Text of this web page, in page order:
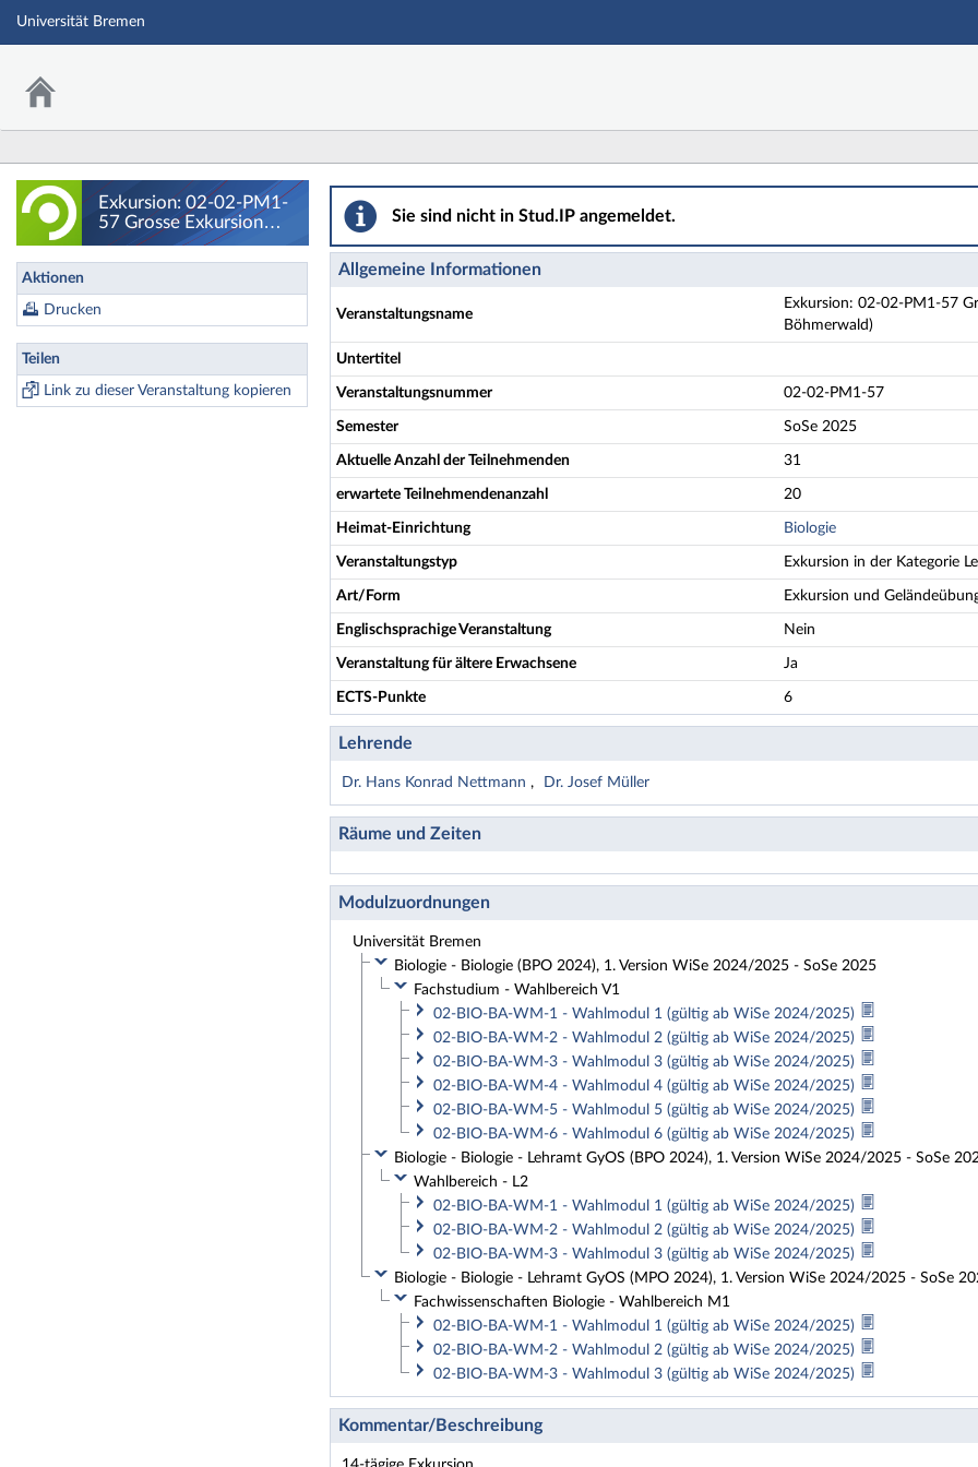
Hauptnavigation
Universität Bremen
Exkursion: 02-02-PM1-
57 Grosse Exkursion
Süddeutsche Moore:
(Eifel-Schwarzwald-
Details
Aktionen
Drucken
Teilen
Link zu dieser Veranstaltung kopieren
Exkursion: 02-02-PM1-57 Grosse Exkursion Süddeutsche Moore: (Eifel-
Sie sind nicht in Stud.IP angemeldet.
Allgemeine Informationen
Veranstaltungsname
Exkursion: 02-02-PM1-57
Böhmerwald)
Untertitel
Veranstaltungsnummer 02-02-PM1-57
Semester SoSe 2025
Aktuelle Anzahl der Teilnehmenden 31
erwartete Teilnehmendenanzahl 20
Heimat-Einrichtung Biologie
Veranstaltungstyp Exkursion in der Kategorie
Art/Form Exkursion und
Englischsprachige Veranstaltung Nein
Veranstaltung für ältere Erwachsene Ja
ECTS-Punkte 6
Lehrende
Dr. Hans Konrad Nettmann Dr. Josef Müller
Räume und Zeiten
Modulzuordnungen
Universität Bremen
Biologie - Biologie (BPO 2024), 1. Version WiSe 2024/2025 - SoSe 2025
Fachstudium - Wahlbereich V1
02-BIO-BA-WM-1 - Wahlmodul 1 (gültig ab WiSe 2024/2025)
02-BIO-BA-WM-2 - Wahlmodul 2 (gültig ab WiSe 2024/2025)
02-BIO-BA-WM-3 - Wahlmodul 3 (gültig ab WiSe 2024/2025)
02-BIO-BA-WM-4 - Wahlmodul 4 (gültig ab WiSe 2024/2025)
02-BIO-BA-WM-5 - Wahlmodul 5 (gültig ab WiSe 2024/2025)
02-BIO-BA-WM-6 - Wahlmodul 6 (gültig ab WiSe 2024/2025)
Biologie - Biologie - Lehramt GyOS (BPO 2024), 1. Version WiSe 2024/2025 - SoSe
Wahlbereich - L2
02-BIO-BA-WM-1 - Wahlmodul 1 (gültig ab WiSe 2024/2025)
02-BIO-BA-WM-2 - Wahlmodul 2 (gültig ab WiSe 2024/2025)
02-BIO-BA-WM-3 - Wahlmodul 3 (gültig ab WiSe 2024/2025)
Biologie - Biologie - Lehramt GyOS (MPO 2024), 1. Version WiSe 2024/2025 - SoSe
Fachwissenschaften Biologie - Wahlbereich M1
02-BIO-BA-WM-1 - Wahlmodul 1 (gültig ab WiSe 2024/2025)
02-BIO-BA-WM-2 - Wahlmodul 2 (gültig ab WiSe 2024/2025)
02-BIO-BA-WM-3 - Wahlmodul 3 (gültig ab WiSe 2024/2025)
Kommentar/Beschreibung